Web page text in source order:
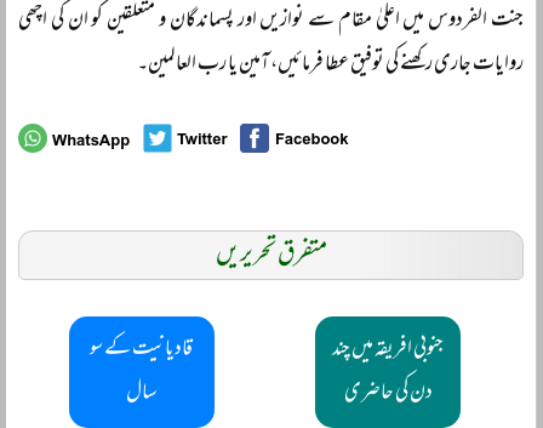
جنت الفردوس میں اعلیٰ مقام سے نوازیں اور پسماندگان و متعلقین کو ان کی اچھی
روایات جاری رکھنے کی توفیق عطا فرمائیں، آمین یا رب العالمین۔
متفرق تحریریں
جنوبی افریقہ میں چند
دن کی حاضری
قادیانیت کے سو
سال